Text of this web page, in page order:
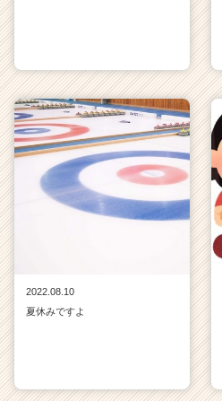
2022.08.10
夏休みですよ